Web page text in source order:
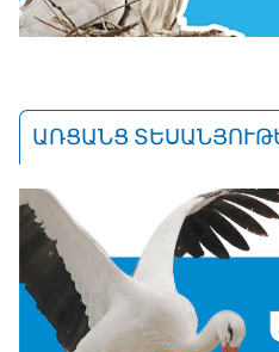
ԱՌՑԱՆՑ